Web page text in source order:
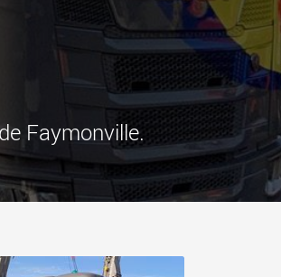
pour des charges utiles
jusqu’à 25 000 t et au-delà
www.cometto.com
Faymonville.